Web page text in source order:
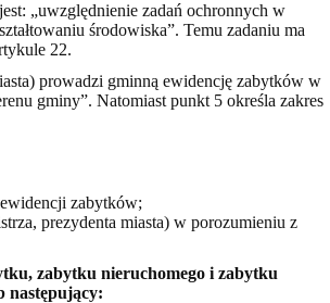
„uwzględnienie zadań ochronnych w
środowiska”. Temu zadaniu ma
22.
prowadzi gminną ewidencję zabytków w
gminy”. Natomiast punkt 5 określa zakres
zabytków;
prezydenta miasta) w porozumieniu z
zabytku nieruchomego i zabytku
następujący: